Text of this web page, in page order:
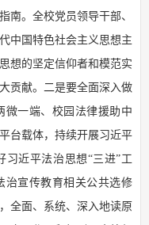
南。全校党员领导干部、
中国特色社会主义思想主
想的坚定信仰者和模范实
贡献。二是要全面深入做
微一端、校园法律援助中
台载体，持续开展习近平
习近平法治思想“三进”工
治宣传教育相关公共选修
全面、系统、深入地读原